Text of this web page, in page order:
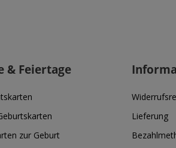
& Feiertage
zur Geburt
Lieferung